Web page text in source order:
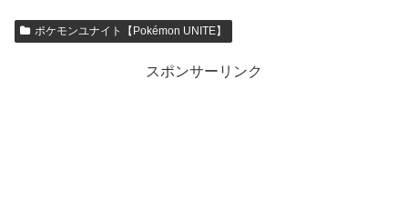
ポケモンユナイト【Pokémon UNITE】
スポンサーリンク